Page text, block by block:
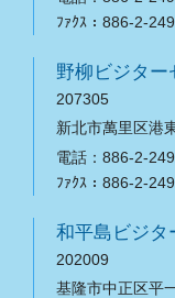
ﾌｧｸｽ：886-2-
野柳ビジタ
207305
新北市萬里区港
電話：886-2-
ﾌｧｸｽ：886-2-
和平島ビジタ
202009
基隆市中正区平